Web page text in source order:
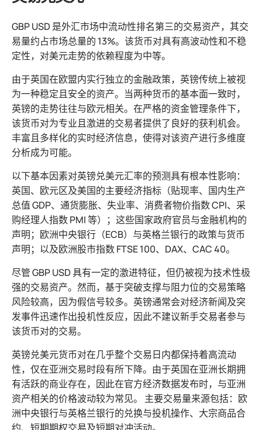
GBP USD 是外汇市场中流动性排名第三的交易资产，其交
易量约占市场总量的 13%。该货币对具有高波动性和不稳
定性，对美元走势的依赖程度为中等。
由于英国在欧盟内实行独立的金融政策，英镑传统上被视
为一种稳定且安全的资产。当两种货币的基本面一致时，
英镑的走势往往与欧元相关。在严格的资金管理条件下，
该货币对为专业且激进的交易者提供了良好的获利机会。
丰富且多样化的实时经济信息，使得对该资产进行多维度
分析成为可能。
以下基本因素对英镑兑美元汇率的预测具有根本性影响：
英国、欧元区及美国的主要经济指标（贴现率、国内生产
总值 GDP、通货膨胀、失业率、消费者物价指数 CPI、采
购经理人指数 PMI 等）；这些国家政府官员与金融机构的
声明；欧洲中央银行（ECB）与英格兰银行的政策与货币
声明；以及欧洲股市指数 FTSE 100、DAX、CAC 40。
尽管 GBP USD 具有一定的激进特征，但仍被视为技术性极
强的交易资产。然而，基于突破支撑与阻力位的交易策略
风险较高，因为假信号较多。英镑通常会对经济新闻及突
发事件迅速作出投机性反应，因此不建议新手交易者参与
该货币对的交易。
英镑兑美元货币对在几乎整个交易日内都保持着高流动
性，仅在亚洲交易时段有所下降。由于英国在亚洲长期拥
有活跃的商业存在，因此在官方经济数据发布时，与亚洲
资产相关的价格波动较为常见。 主要交易量来源包括：欧
洲中央银行与英格兰银行的兑换与投机操作、大宗商品合